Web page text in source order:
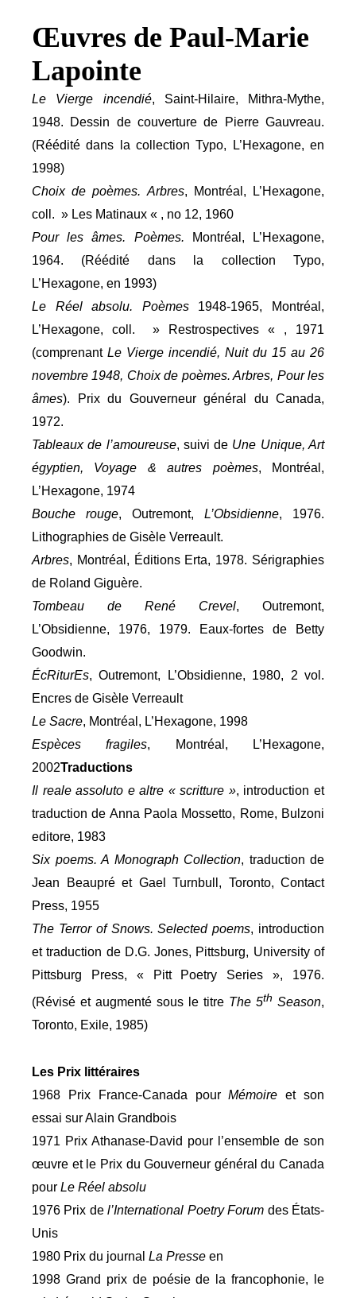
Œuvres de Paul-Marie
Lapointe
Le Vierge incendié, Saint-Hilaire, Mithra-Mythe,
1948. Dessin de couverture de Pierre Gauvreau.
(Réédité dans la collection Typo, L’Hexagone, en
1998)
Choix de poèmes. Arbres, Montréal, L’Hexagone,
coll. » Les Matinaux « , no 12, 1960
Pour les âmes. Poèmes.
Montréal, L’Hexagone,
1964. (Réédité dans la collection Typo,
L’Hexagone, en 1993)
Le Réel absolu. Poèmes1948-1965, Montréal,
L’Hexagone, coll. » Restrospectives « , 1971
(comprenant Le Vierge incendié, Nuit du 15 au 26
novembre 1948, Choix de poèmes. Arbres, Pour les
âmes). Prix du Gouverneur général du Canada,
1972.
Tableaux de l’amoureuse, suivi de Une Unique, Art
égyptien, Voyage & autres poèmes, Montréal,
L’Hexagone, 1974
Bouche rouge , Outremont, L’Obsidienne , 1976.
Lithographies de Gisèle Verreault.
Arbres , Montréal, Éditions Erta, 1978. Sérigraphies
de Roland Giguère.
Tombeau de René Crevel , Outremont,
L’Obsidienne, 1976, 1979. Eaux-fortes de Betty
Goodwin.
ÉcRiturEs , Outremont, L’Obsidienne, 1980, 2 vol.
Encres de Gisèle Verreault
Le Sacre , Montréal, L’Hexagone, 1998
Espèces fragiles , Montréal, L’Hexagone,
2002Traductions
Il reale assoluto e altre « scritture », introduction et
traduction de Anna Paola Mossetto, Rome, Bulzoni
editore, 1983
Six poems. A Monograph Collection , traduction de
Jean Beaupré et Gael Turnbull, Toronto, Contact
Press, 1955
The Terror of Snows. Selected poems , introduction
et traduction de D.G. Jones, Pittsburg, University of
Pittsburg Press, « Pitt Poetry Series », 1976.
(Révisé et augmenté sous le titre The 5th Season,
Toronto, Exile, 1985)
Les Prix littéraires
1968 Prix France-Canada pourMémoire et son
essai sur Alain Grandbois
1971 Prix Athanase-David pour l’ensemble de son
œuvre et le Prix du Gouverneur général du Canada
pour Le Réel absolu
1976 Prix del’International Poetry Forum des États-
Unis
1980 Prix du journal La Presse en
1998 Grand prix de poésie de la francophonie, le